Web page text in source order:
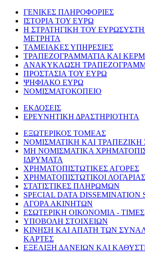
ΓΕΝΙΚΕΣ ΠΛΗΡΟΦΟΡΙΕΣ
ΙΣΤΟΡΙΑ ΤΟΥ ΕΥΡΩ
Η ΣΤΡΑΤΗΓΙΚΗ ΤΟΥ
ΜΕΤΡΗΤΑ
ΤΑΜΕΙΑΚΕΣ ΥΠΗΡΕΣΙΕΣ
ΤΡΑΠΕΖΟΓΡΑΜΜΑΤΙΑ ΚΑΙ
ΑΝΑΚΥΚΛΩΣΗ
ΠΡΟΣΤΑΣΙΑ ΤΟΥ ΕΥΡΩ
ΨΗΦΙΑΚΟ ΕΥΡΩ
ΝΟΜΙΣΜΑΤΟΚΟΠΕΙΟ
ΕΚΔΟΣΕΙΣ
ΕΡΕΥΝΗΤΙΚΗ ΔΡΑΣΤΗΡΙΟΤΗΤΑ
ΕΞΩΤΕΡΙΚΟΣ ΤΟΜΕΑΣ
ΝΟΜΙΣΜΑΤΙΚΗ ΚΑΙ ΤΡΑΠΕΖΙΚΗ
ΜΗ ΝΟΜΙΣΜΑΤΙΚΑ
ΙΔΡΥΜΑΤΑ
ΧΡΗΜΑΤΟΠΙΣΤΩΤΙΚΕΣ ΑΓΟΡΕΣ
ΧΡΗΜΑΤΟΠΙΣΤΩΤΙΚΟΙ
ΣΤΑΤΙΣΤΙΚΕΣ ΠΛΗΡΩΜΩΝ
SPECIAL DATA DISSEMINATION
ΑΓΟΡΑ ΑΚΙΝΗΤΩΝ
ΕΣΩΤΕΡΙΚΗ ΟΙΚΟΝΟΜΙΑ - ΤΙΜΕΣ
ΥΠΟΒΟΛΗ ΣΤΟΙΧΕΙΩΝ
ΚΙΝΗΣΗ ΚΑΙ ΑΠΑΤΗ ΤΩΝ
ΚΑΡΤΕΣ
ΕΞΕΛΙΞΗ ΔΑΝΕΙΩΝ ΚΑΙ